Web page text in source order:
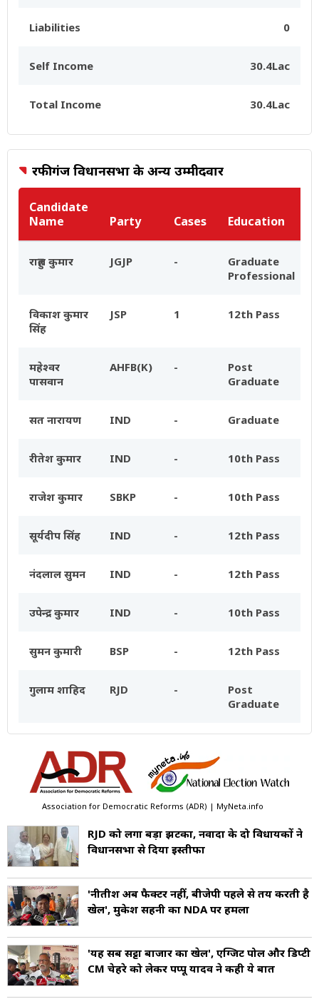
Liabilities 0
Self Income 30.4Lac
Total Income 30.4Lac
रफीगंज विधानसभा के अन्य उम्मीदवार
Candidate
Name
Party Cases Education
राहुल कुमार JGJP -
Graduate
Professional
विकाश कुमार
सिंह
JSP 1 12th Pass
महेश्वर
पासवान
AHFB(K) -
Post
Graduate
सत नारायण IND - Graduate
रीतेश कुमार IND - 10th Pass
राजेश कुमार SBKP - 10th Pass
सूर्यदीप सिंह IND - 12th Pass
नंदलाल सुमन IND - 12th Pass
उपेन्द्र कुमार IND - 10th Pass
सुमन कुमारी BSP - 12th Pass
गुलाम शाहिद RJD -
Post
Graduate
Association for Democratic Reforms (ADR) | MyNeta.info
RJD को लगा बड़ा झटका, नवादा के दो विधायकों ने
विधानसभा से दिया इस्तीफा
'नीतीश अब फैक्टर नहीं, बीजेपी पहले से तय करती है
खेल', मुकेश सहनी का NDA पर हमला
'यह सब सट्टा बाजार का खेल', एग्जिट पोल और डिप्टी
CM चेहरे को लेकर पप्पू यादव ने कही ये बात